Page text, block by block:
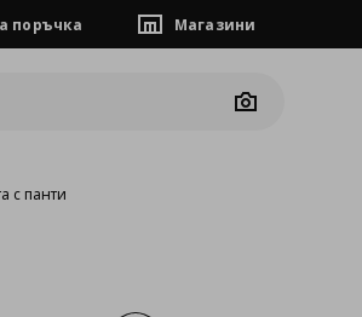
поръчка Магазини
Camera
с панти